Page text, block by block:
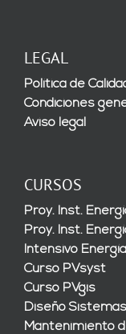
LEGAL
Política de
Condiciones
Aviso legal
CURSOS
Proy. Inst.
Proy. Inst.
Intensivo
Curso PVsyst
Curso PVgis
Diseño
Mantenimiento